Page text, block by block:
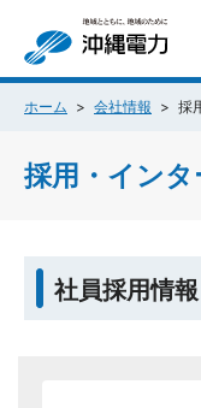
ホーム 会社情報 採
採用・イン
社員採用情報